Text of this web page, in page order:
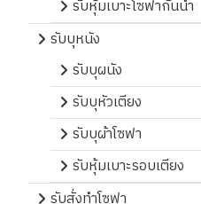
รับหุ้มเบาะโซฟากันน้ำ
รับบุหนัง
รับบุผนัง
รับบุหัวเตียง
รับบุผ้าโซฟา
รับหุ้มเบาะรอบเตียง
รับสั่งทำโซฟา